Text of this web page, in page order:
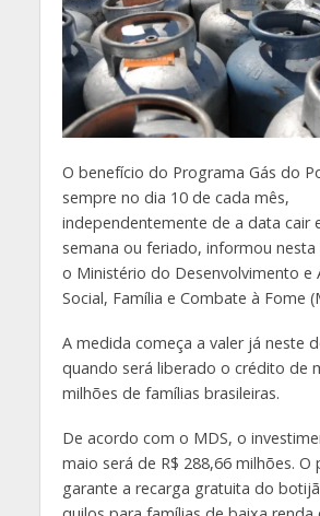
O benefício do Programa Gás do
sempre no dia 10 de cada mês,
independentemente de a data cair
semana ou feriado, informou nesta
o Ministério do Desenvolvimento e
Social, Família e Combate à Fome
A medida começa a valer já neste
quando será liberado o crédito de
milhões de famílias brasileiras.
De acordo com o MDS, o
maio será de R$ 288,66 milhões. O
garante a recarga gratuita do